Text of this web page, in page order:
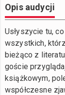
Opis audycji
Usłyszycie tu,
wszystkich,
bieżąco z
goście
książkowym,
współczesne